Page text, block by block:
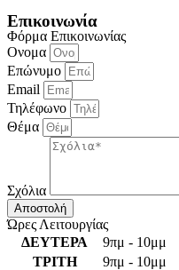
Επικοινωνία
Φόρμα Επικοινωνίας
Ονομα
Επώνυμο
Email
Τηλέφωνο
Θέμα
Σχόλια
Αποστολή
Ώρες Λειτουργίας
ΔΕΥΤΕΡΑ
9πμ - 10μμ
ΤΡΙΤΗ
9πμ - 10μμ